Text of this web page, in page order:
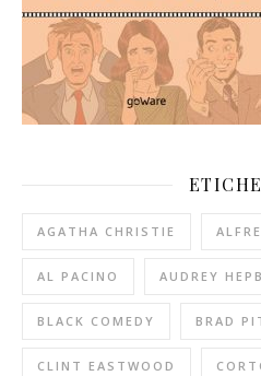
AGATHA CHRISTIE
AL PACINO AUDREY
BLACK COMEDY BRAD
CLINT EASTWOOD